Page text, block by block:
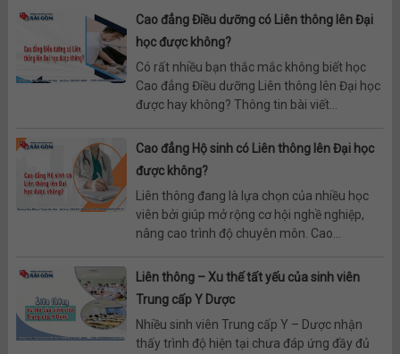
Cao đẳng Điều dưỡng có Liên thông lên Đại
học được không?
Có rất nhiều bạn thắc mắc không biết học
Cao đẳng Điều dưỡng Liên thông lên Đại học
được hay không? Thông tin bài viết...
Cao đẳng Hộ sinh có Liên thông lên Đại học
được không?
Liên thông đang là lựa chọn của nhiều học
viên bởi giúp mở rộng cơ hội nghề nghiệp,
nâng cao trình độ chuyên môn. Cao...
Liên thông – Xu thế tất yếu của sinh viên
Trung cấp Y Dược
Nhiều sinh viên Trung cấp Y – Dược nhận
thấy trình độ hiện tại chưa đáp ứng đầy đủ